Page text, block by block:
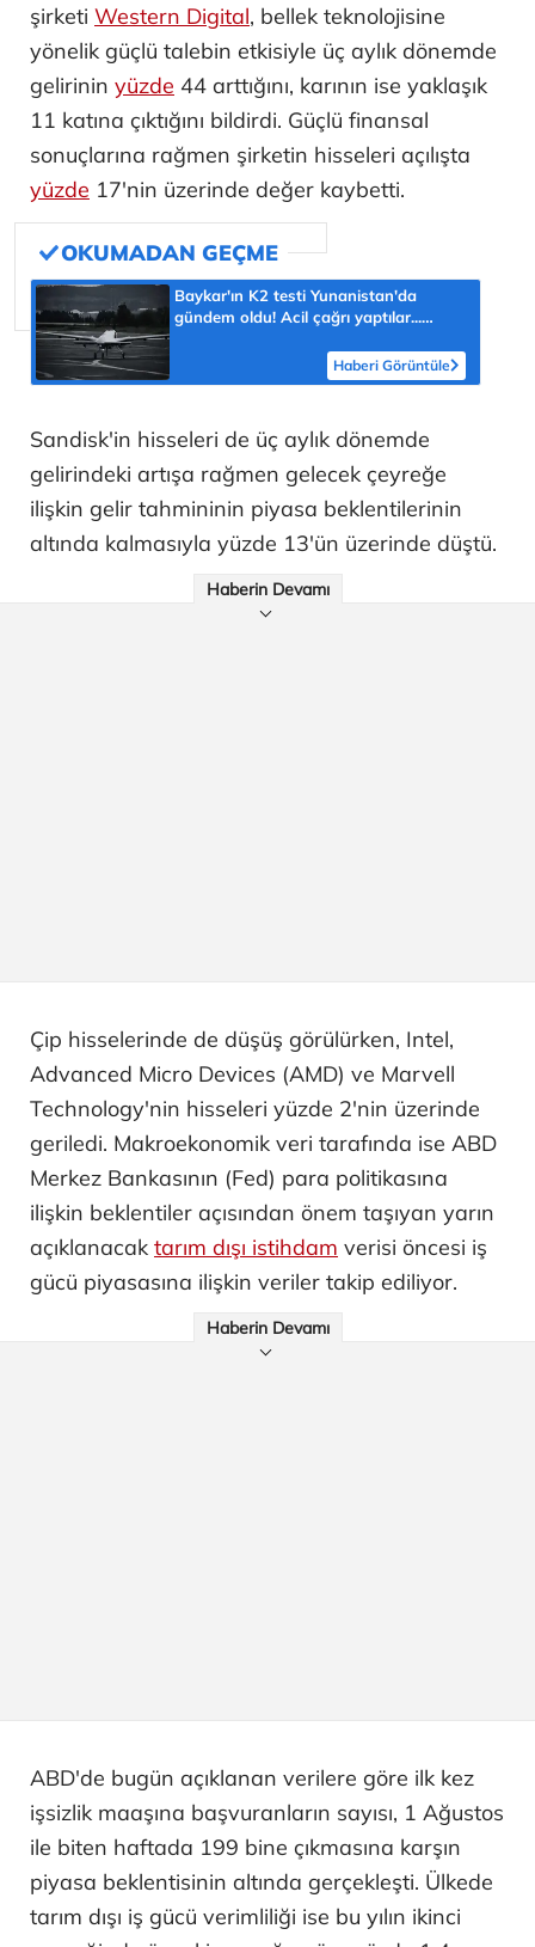
şirketi Western Digital, bellek teknolojisine
yönelik güçlü talebin etkisiyle üç aylık dönemde
gelirinin yüzde 44 arttığını, karının ise yaklaşık
11 katına çıktığını bildirdi. Güçlü finansal
sonuçlarına rağmen şirketin hisseleri açılışta
yüzde 17'nin üzerinde değer kaybetti.
Baykar'ın K2 testi Yunanistan'da
gündem oldu! Acil çağrı yaptılar...
Haberi Görüntüle
Sandisk'in hisseleri de üç aylık dönemde
gelirindeki artışa rağmen gelecek çeyreğe
ilişkin gelir tahmininin piyasa beklentilerinin
altında kalmasıyla yüzde 13'ün üzerinde düştü.
Haberin Devamı
Çip hisselerinde de düşüş görülürken, Intel,
Advanced Micro Devices (AMD) ve Marvell
Technology'nin hisseleri yüzde 2'nin üzerinde
geriledi. Makroekonomik veri tarafında ise ABD
Merkez Bankasının (Fed) para politikasına
ilişkin beklentiler açısından önem taşıyan yarın
açıklanacak tarım dışı istihdam verisi öncesi iş
gücü piyasasına ilişkin veriler takip ediliyor.
Haberin Devamı
ABD'de bugün açıklanan verilere göre ilk kez
işsizlik maaşına başvuranların sayısı, 1 Ağustos
ile biten haftada 199 bine çıkmasına karşın
piyasa beklentisinin altında gerçekleşti. Ülkede
tarım dışı iş gücü verimliliği ise bu yılın ikinci